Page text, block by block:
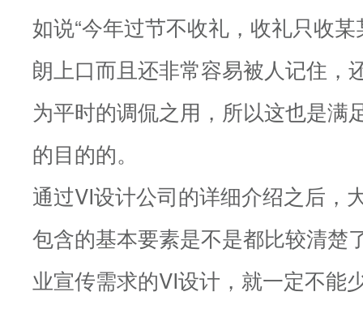
如说“今年过节不收礼，收礼只收
朗上口而且还非常容易被人记住，
为平时的调侃之用，所以这也是满
的目的的。
通过VI设计公司的详细介绍之后，
包含的基本要素是不是都比较清楚
业宣传需求的VI设计，就一定不能